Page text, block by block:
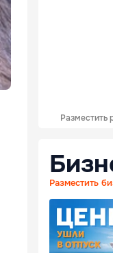
Разместить
Разместить